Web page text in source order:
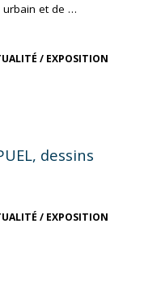
urbain et de …
/ EXPOSITION
dessins
/ EXPOSITION